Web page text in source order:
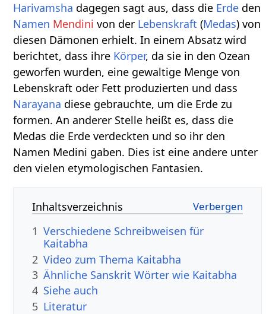
Harivamsha dagegen sagt aus, dass die Erde den
Namen Mendini von der Lebenskraft (Medas) von
diesen Dämonen erhielt. In einem Absatz wird
berichtet, dass ihre Körper, da sie in den Ozean
geworfen wurden, eine gewaltige Menge von
Lebenskraft oder Fett produzierten und dass
Narayana diese gebrauchte, um die Erde zu
formen. An anderer Stelle heißt es, dass die
Medas die Erde verdeckten und so ihr den
Namen Medini gaben. Dies ist eine andere unter
den vielen etymologischen Fantasien.
Inhaltsverzeichnis
1 Verschiedene Schreibweisen für
Kaitabha
2 Video zum Thema Kaitabha
3 Ähnliche Sanskrit Wörter wie Kaitabha
4 Siehe auch
5 Literatur